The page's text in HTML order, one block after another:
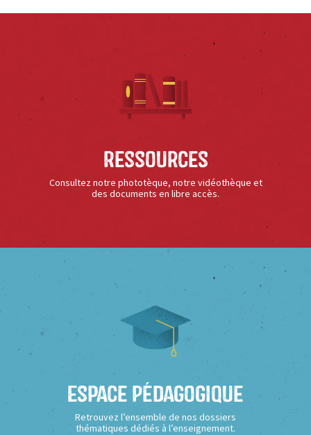
Ressources
Consultez notre phototèque, notre vidéothèque et
des documents en libre accès.
Espace Pédagogique
Retrouvez l’ensemble de nos dossiers
thématiques dédiés à l’enseignement.